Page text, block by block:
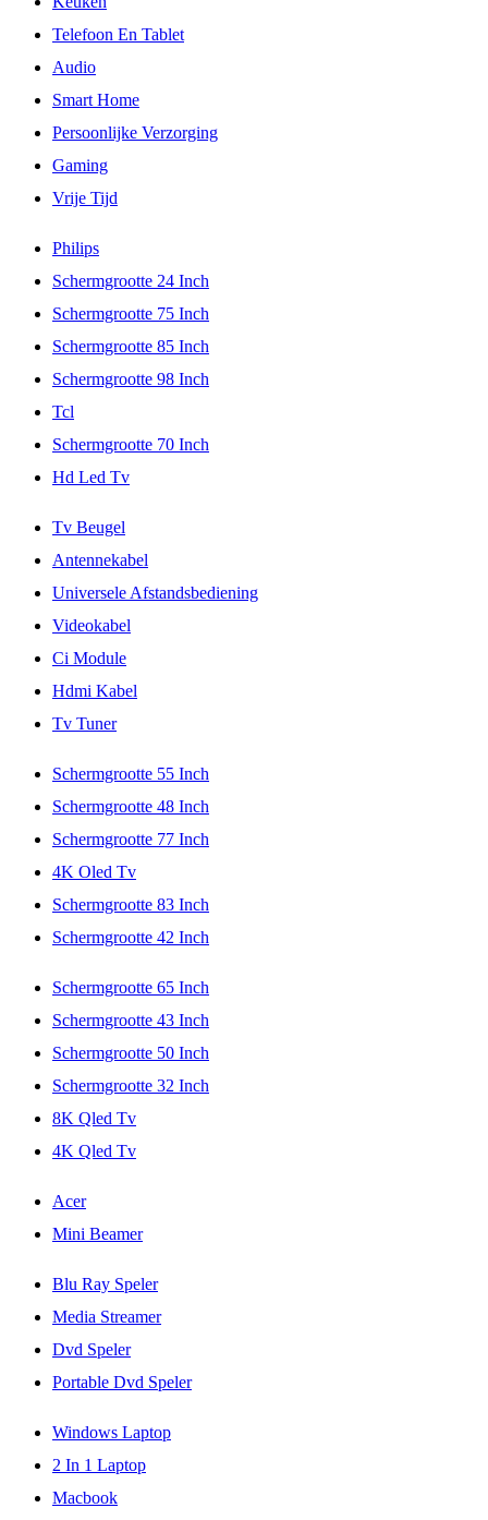
Telefoon En Tablet
Audio
Smart Home
Persoonlijke Verzorging
Gaming
Vrije Tijd
Philips
Schermgrootte 24 Inch
Schermgrootte 75 Inch
Schermgrootte 85 Inch
Schermgrootte 98 Inch
Tcl
Schermgrootte 70 Inch
Hd Led Tv
Tv Beugel
Antennekabel
Universele Afstandsbediening
Videokabel
Ci Module
Hdmi Kabel
Tv Tuner
Schermgrootte 55 Inch
Schermgrootte 48 Inch
Schermgrootte 77 Inch
4K Oled Tv
Schermgrootte 83 Inch
Schermgrootte 42 Inch
Schermgrootte 65 Inch
Schermgrootte 43 Inch
Schermgrootte 50 Inch
Schermgrootte 32 Inch
8K Qled Tv
4K Qled Tv
Acer
Mini Beamer
Blu Ray Speler
Media Streamer
Dvd Speler
Portable Dvd Speler
Windows Laptop
2 In 1 Laptop
Macbook